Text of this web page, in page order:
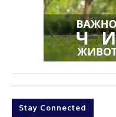
Stay Connected